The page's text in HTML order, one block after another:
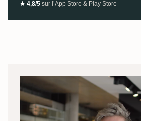
★ 4,8/5 sur l’App Store & Play Store